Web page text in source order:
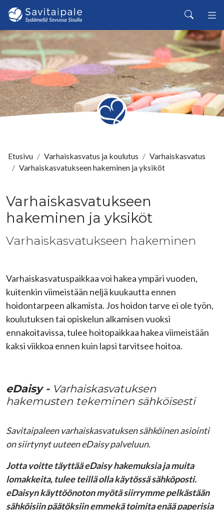
Siirry pääsisältöön
Haku
Etusivu Varhaiskasvatus ja koulutus
Varhaiskasvatus
Varhaiskasvatukseen hakeminen ja yksiköt
Varhaiskasvatukseen
hakeminen ja yksiköt
Varhaiskasvatukseen hakeminen
Varhaiskasvatuspaikkaa voi hakea ympäri vuoden,
kuitenkin viimeistään neljä kuukautta ennen
hoidontarpeen alkamista. Jos hoidon tarve ei ole työn,
koulutuksen tai opiskelun alkamisen vuoksi
ennakoitavissa, tulee hoitopaikkaa hakea viimeistään
kaksi viikkoa ennen kuin lapsi tarvitsee hoitoa.
eDaisy - Varhaiskasvatuksen
hakemusten tekeminen sähköisesti
Savitaipaleen varhaiskasvatuksen sähköinen asiointi
on siirtynyt uuteen eDaisy palveluun.
Jotta voitte täyttää eDaisy hakemuksia ja muita
lomakkeita, tulee teillä olla käytössä sähköposti.
eDaisyn käyttöönoton myötä siirrymme pelkästään
sähköisiin päätöksiin emmekä toimita enää paperisia